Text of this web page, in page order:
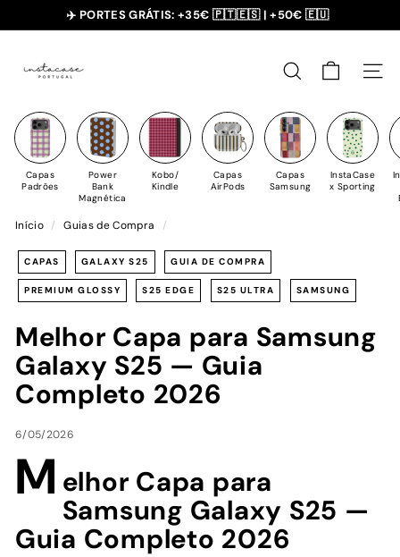
para
Conteúdo
slideshow
SUMMER SALE - 20% OFF 🎁
n
t
a
C
a
e
PESQUISAR
Capas
Padrões
Power
Bank
Magnética
Kobo/
Kindle
Capas
AirPods
Capas
Samsung
InstaCase
x Sporting
Início / Guias de Compra /
CAPAS GALAXY S25 GUIA DE COMPRA
PREMIUM GLOSSY S25 EDGE S25 ULTRA SAMSUNG
Melhor Capa para Samsung
Galaxy S25 — Guia
Completo 2026
6/05/2026
M elhor Capa para
Samsung Galaxy S25 —
Guia Completo 2026